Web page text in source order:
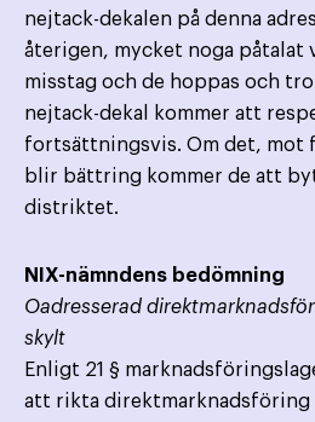
nejtack-dekalen på denna
återigen, mycket noga påtalat
misstag och de hoppas och
nejtack-dekal kommer att
fortsättningsvis. Om det, mot
blir bättring kommer de att
distriktet.
NIX-nämndens bedömning
Oadresserad
skylt
Enligt 21 §
att rikta direktmarknadsföring